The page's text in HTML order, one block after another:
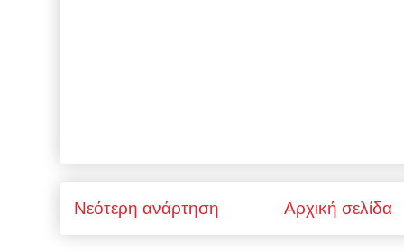
Νεότερη ανάρτηση Αρχική σελίδα